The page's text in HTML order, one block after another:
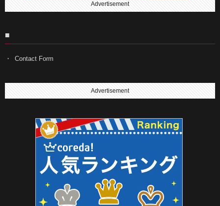
Advertisement
■
Contact Form
Advertisement